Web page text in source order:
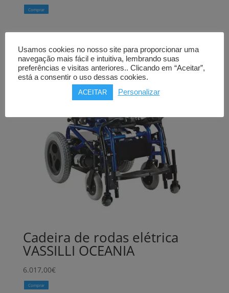
Comprar
Cadeira de rodas elétrica
VASSILLI OCEANIA
6.017,00€
Comprar
Usamos cookies no nosso site para proporcionar uma
navegação mais fácil e intuitiva, lembrando suas
preferências e visitas anteriores.. Clicando em “Aceitar”,
está a consentir o uso dessas cookies.
ACEITAR Personalizar